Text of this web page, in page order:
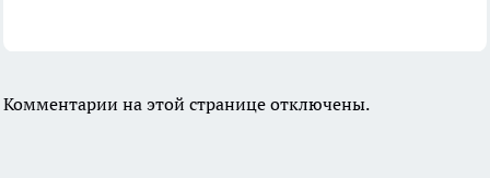
Комментарии на этой странице отключены.